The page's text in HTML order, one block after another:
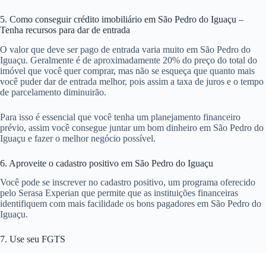
5. Como conseguir crédito imobiliário em São Pedro do Iguaçu –
Tenha recursos para dar de entrada
O valor que deve ser pago de entrada varia muito em São Pedro do
Iguaçu. Geralmente é de aproximadamente 20% do preço do total do
imóvel que você quer comprar, mas não se esqueça que quanto mais
você puder dar de entrada melhor, pois assim a taxa de juros e o tempo
de parcelamento diminuirão.
Para isso é essencial que você tenha um planejamento financeiro
prévio, assim você consegue juntar um bom dinheiro em São Pedro do
Iguaçu e fazer o melhor negócio possível.
6. Aproveite o cadastro positivo em São Pedro do Iguaçu
Você pode se inscrever no cadastro positivo, um programa oferecido
pelo Serasa Experian que permite que as instituições financeiras
identifiquem com mais facilidade os bons pagadores em São Pedro do
Iguaçu.
7. Use seu FGTS